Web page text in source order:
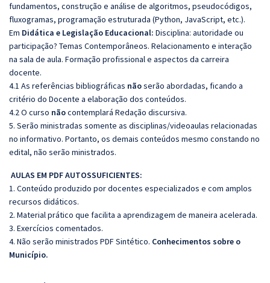
fundamentos, construção e análise de algoritmos, pseudocódigos,
fluxogramas, programação estruturada (Python, JavaScript, etc.).
Em Didática e Legislação Educacional: Disciplina: autoridade ou
participação? Temas Contemporâneos. Relacionamento e interação
na sala de aula. Formação profissional e aspectos da carreira
docente.
4.1 As referências bibliográficas nãoserão abordadas, ficando a
critério do Docente a elaboração dos conteúdos.
4.2 O curso nãocontemplará Redação discursiva.
5. Serão ministradas somente as disciplinas/videoaulas relacionadas
no informativo. Portanto, os demais conteúdos mesmo constando no
edital, não serão ministrados.
AULAS EM PDF AUTOSSUFICIENTES:
1. Conteúdo produzido por docentes especializados e com amplos
recursos didáticos.
2. Material prático que facilita a aprendizagem de maneira acelerada.
3. Exercícios comentados.
4. Não serão ministrados PDF Sintético. Conhecimentos sobre o
Município.